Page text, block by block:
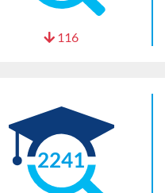
116
2241